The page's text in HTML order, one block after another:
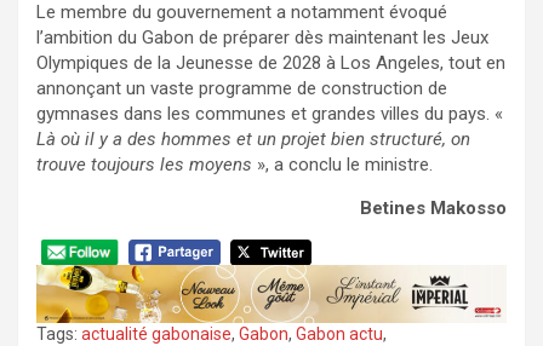
Le membre du gouvernement a notamment évoqué
l’ambition du Gabon de préparer dès maintenant les Jeux
Olympiques de la Jeunesse de 2028 à Los Angeles, tout en
annonçant un vaste programme de construction de
gymnases dans les communes et grandes villes du pays. «
Là où il y a des hommes et un projet bien structuré, on
trouve toujours les moyens », a conclu le ministre.
Betines Makosso
Tags: actualité gabonaise, Gabon, Gabon actu,